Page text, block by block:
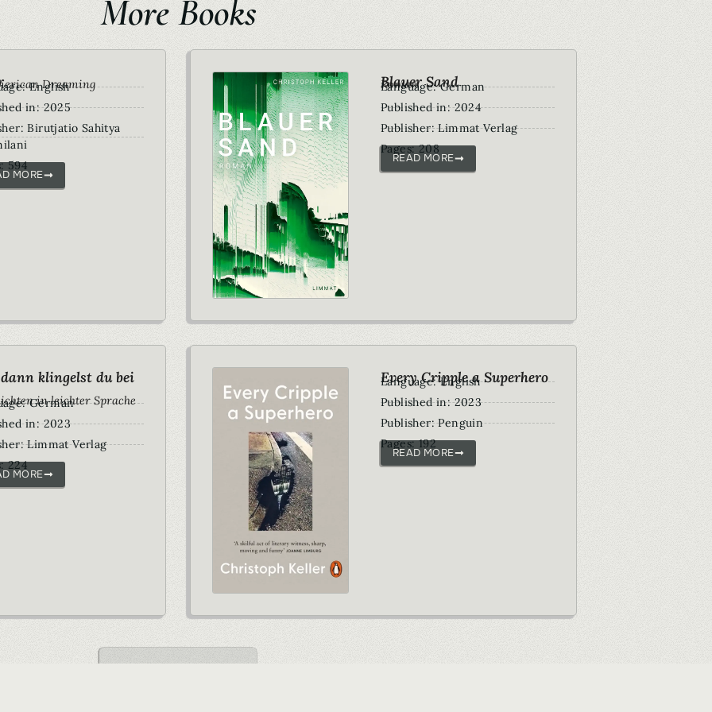
More Books
Dreaming
English
in: 2025
Birutjatio Sahitya
594
MORE
Blauer Sand
Roman
Language: German
Published in: 2024
Publisher: Limmat Verlag
Pages: 208
READ MORE
klingelst du bei
in leichter Sprache
German
in: 2023
Limmat Verlag
224
MORE
Every Cripple a Superhero
Language: English
Published in: 2023
Publisher: Penguin
Pages: 192
READ MORE
VIEW ALL BOOKS